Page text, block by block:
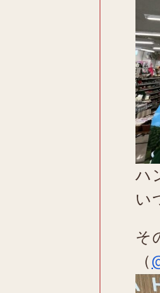
ハ
い
そ
（